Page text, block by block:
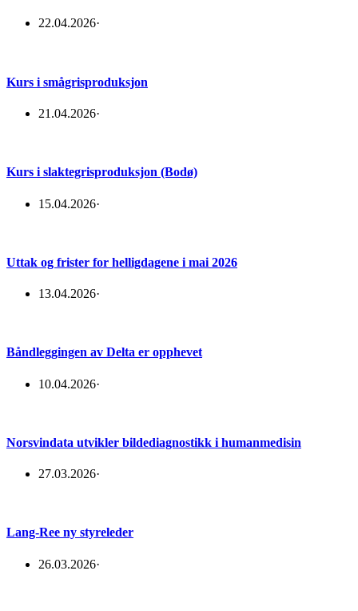
22.04.2026·
Kurs i smågrisproduksjon
21.04.2026·
Kurs i slaktegrisproduksjon (Bodø)
15.04.2026·
Uttak og frister for helligdagene i mai 2026
13.04.2026·
Båndleggingen av Delta er opphevet
10.04.2026·
Norsvindata utvikler bildediagnostikk i humanmedisin
27.03.2026·
Lang-Ree ny styreleder
26.03.2026·